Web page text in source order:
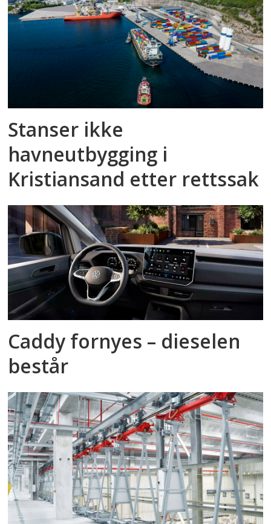
Stanser ikke
havneutbygging i
Kristiansand etter rettssak
Caddy fornyes – dieselen
består